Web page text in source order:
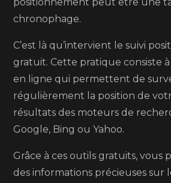
chronophage.
C’est là qu’intervient le suivi
gratuit. Cette pratique consiste
en ligne qui permettent de
régulièrement la position de
résultats des moteurs de
Google, Bing ou Yahoo.
Grâce à ces outils gratuits, vous
des informations précieuses sur